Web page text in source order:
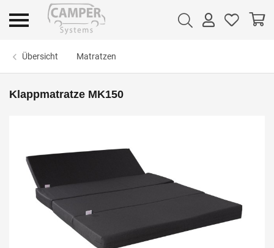
Übersicht Matratzen
Klappmatratze MK150